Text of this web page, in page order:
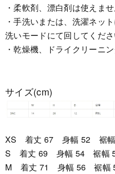
・柔軟剤、漂白剤は使えま
・手洗いまたは、洗濯ネッ
洗いモードにて回してくだ
・乾燥機、ドライクリーニ
サイズ(cm)
XS 着丈 67 身幅 52 裾
S 着丈 69 身幅 54 裾幅
M 着丈 71 身幅 56 裾幅